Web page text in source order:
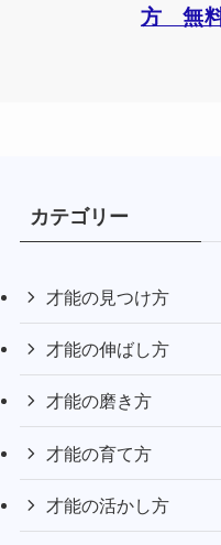
方 無料
カテゴリー
才能の見つけ方
才能の伸ばし方
才能の磨き方
才能の育て方
才能の活かし方